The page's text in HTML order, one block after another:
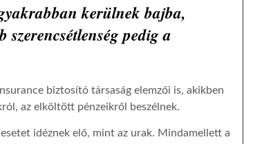
kerülnek bajba,
szerencsétlenség pedig a
biztosító társaság elemzői is, akikben
az elköltött pénzeikről beszélnek.
idéznek elő, mint az urak. Mindamellett a